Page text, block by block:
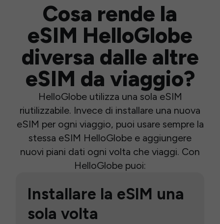
Cosa rende la
eSIM HelloGlobe
diversa dalle altre
eSIM da viaggio?
HelloGlobe utilizza una sola eSIM
riutilizzabile. Invece di installare una nuova
eSIM per ogni viaggio, puoi usare sempre la
stessa eSIM HelloGlobe e aggiungere
nuovi piani dati ogni volta che viaggi. Con
HelloGlobe puoi:
Installare la eSIM una
sola volta